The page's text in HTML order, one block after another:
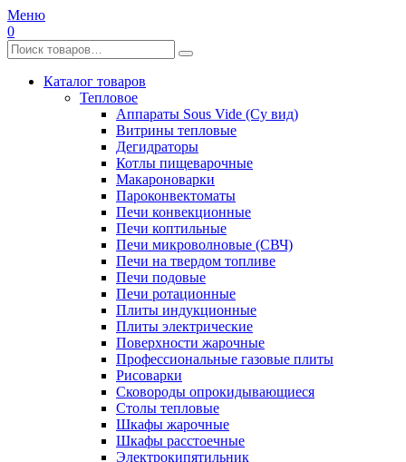
Меню
0
Каталог товаров
Тепловое
Аппараты Sous Vide (Су вид)
Витрины тепловые
Дегидраторы
Котлы пищеварочные
Макароноварки
Пароконвектоматы
Печи конвекционные
Печи коптильные
Печи микроволновые (СВЧ)
Печи на твердом топливе
Печи подовые
Печи ротационные
Плиты индукционные
Плиты электрические
Поверхности жарочные
Профессиональные газовые плиты
Рисоварки
Сковороды опрокидывающиеся
Столы тепловые
Шкафы жарочные
Шкафы расстоечные
Электрокипятильник